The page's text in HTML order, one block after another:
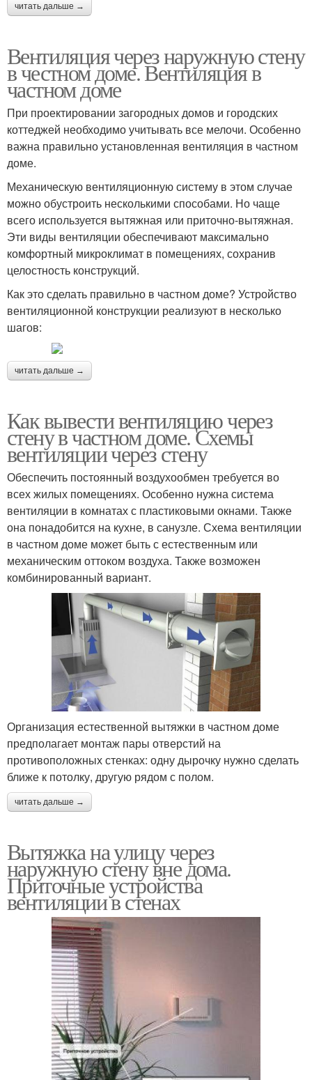
читать дальше →
Вентиляция через наружную стену
в честном доме. Вентиляция в
частном доме
При проектировании загородных домов и городских
коттеджей необходимо учитывать все мелочи. Особенно
важна правильно установленная вентиляция в частном
доме.
Механическую вентиляционную систему в этом случае
можно обустроить несколькими способами. Но чаще
всего используется вытяжная или приточно-вытяжная.
Эти виды вентиляции обеспечивают максимально
комфортный микроклимат в помещениях, сохранив
целостность конструкций.
Как это сделать правильно в частном доме? Устройство
вентиляционной конструкции реализуют в несколько
шагов:
читать дальше →
Как вывести вентиляцию через
стену в частном доме. Схемы
вентиляции через стену
Обеспечить постоянный воздухообмен требуется во
всех жилых помещениях. Особенно нужна система
вентиляции в комнатах с пластиковыми окнами. Также
она понадобится на кухне, в санузле. Схема вентиляции
в частном доме может быть с естественным или
механическим оттоком воздуха. Также возможен
комбинированный вариант.
Организация естественной вытяжки в частном доме
предполагает монтаж пары отверстий на
противоположных стенках: одну дырочку нужно сделать
ближе к потолку, другую рядом с полом.
читать дальше →
Вытяжка на улицу через
наружную стену вне дома.
Приточные устройства
вентиляции в стенах